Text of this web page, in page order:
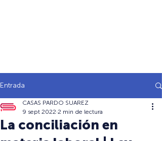
Entrada
La conciliación en
CASAS PARDO SUAREZ
9 sept 2022 2 min de lectura